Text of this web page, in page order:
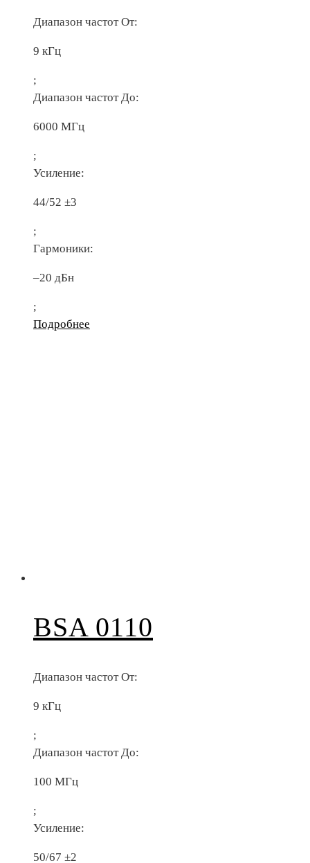
Диапазон частот От:
9 кГц
;
Диапазон частот До:
6000 МГц
;
Усиление:
44/52 ±3
;
Гармоники:
–20 дБн
;
Подробнее
BSA 0110
Диапазон частот От:
9 кГц
;
Диапазон частот До:
100 МГц
;
Усиление:
50/67 ±2